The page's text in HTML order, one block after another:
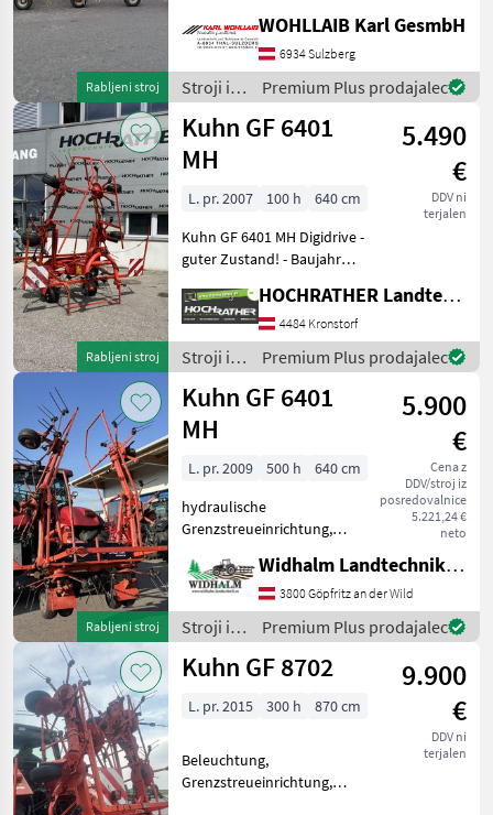
Rabljeni stroj
13m - Gelenkwelle vlečeni
obračalnik, osvetlitev,
Zaščitna palica Stroji i
WOHLLAIB Karl GesmbH
6934 Sulzberg
Stroji in
oprema
za žetev
in
spravilo
Premium Plus prodajalec
Rabljeni stroj
Kuhn GF 6401
MH
5.490
€
DDV ni
terjalen
L. pr. 2007 100 h
640 cm
Kuhn GF 6401 MH Digidrive -
guter Zustand! - Baujahr
- 6 Kreiseln mit je 6 Zinken -
Hydr. Klappung -
Beleuchtung mit
Warntafeln
HOCHRATHER Landtechnik GmbH
4484 Kronstorf
Stroji in
oprema
za žetev
in
spravilo
/ Kuhn
Premium Plus prodajalec
Rabljeni stroj
Kuhn GF 6401
MH
5.900
€
Cena z
DDV/stroj iz
posredovalnice
5.221,24 €
neto
L. pr. 2009 500 h
640 cm
hydraulische
Grenzstreueinrichtung,
Doppelbereifung,
wartungsfreier digidrive
Klauenkupplung Antrieb ,
keine Weitwinkelgelenke,
neuwertige Zinken. sofor
Widhalm Landtechnik GmbH
3800 Göpfritz an der Wild
Stroji in
oprema
za žetev
spravilo
Premium Plus prodajalec
Kuhn GF 8702
9.900
€
DDV ni
terjalen
L. pr. 2015 300 h 870 cm
Beleuchtung,
Grenzstreueinrichtung,